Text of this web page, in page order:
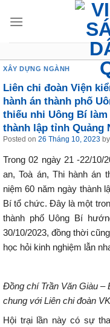
XÂY DỰNG NGÀNH
Liên chi đoàn Viện
hành án thành phố
thiếu nhi Uông Bí
thành lập tỉnh Quảng
Posted on 26 Tháng 10, 2023 by
Trong 02 ngày 21 -22/10/
an, Toà án, Thi hành án
niệm 60 năm ngày thành
Bí tổ chức. Đây là một
thành phố Uông Bí
30/10/2023, đồng thời
học hỏi kinh nghiệm lẫn
Đồng chí Trần Văn Giàu –
chung với Liên chi đoàn
Hội trại lần này có sự